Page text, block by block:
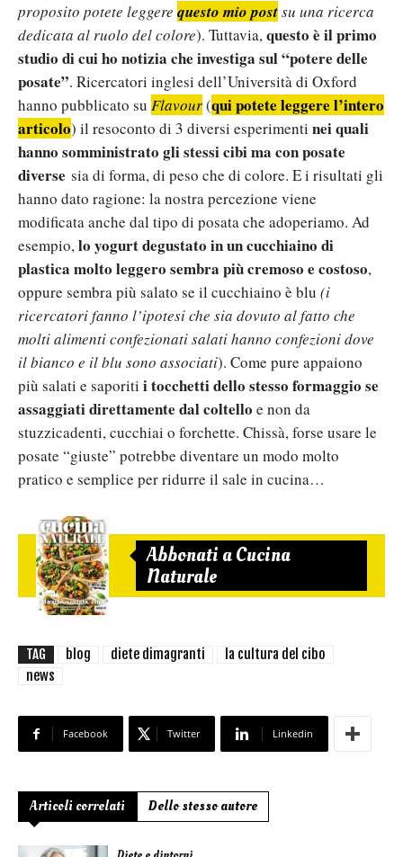
proposito potete leggere questo mio postsu una ricerca
dedicata al ruolo del colore). Tuttavia,questo è il primo
studio di cui ho notizia che investiga sul “potere delle
posate”. Ricercatori inglesi dell’Università di Oxford
hanno pubblicato su Flavour(qui potete leggere l’intero
articolo) il resoconto di 3 diversi esperimenti nei quali
hanno somministrato gli stessi cibi ma con posate
diverse sia di forma, di peso che di colore. E i risultati gli
hanno dato ragione: la nostra percezione viene
modificata anche dal tipo di posata che adoperiamo. Ad
esempio,lo yogurt degustato in un cucchiaino di
plastica molto leggero sembra più cremoso e costoso,
oppure sembra più salato se il cucchiaino è blu (i
ricercatori fanno l’ipotesi che sia dovuto al fatto che
molti alimenti confezionati salati hanno confezioni dove
il bianco e il blu sono associati). Come pure appaiono
più salati e saporiti i tocchetti dello stesso formaggio se
assaggiati direttamente dal coltello e non da
stuzzicadenti, cucchiai o forchette. Chissà, forse usare le
posate “giuste” potrebbe diventare un modo molto
pratico e semplice per ridurre il sale in cucina…
Abbonati a Cucina
Naturale
TAG blog diete dimagranti
la cultura del cibo
news
Facebook Twitter Linkedin
Articoli correlati Dello stesso autore